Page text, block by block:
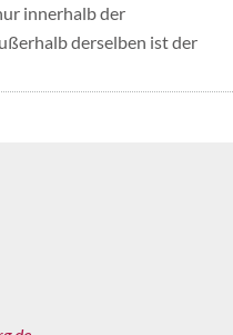
innerhalb der
derselben ist der